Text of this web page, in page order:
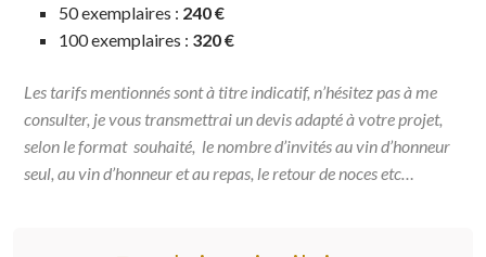
50 exemplaires : 240 €
100 exemplaires : 320 €
Les tarifs mentionnés sont à titre indicatif, n’hésitez pas à me
consulter, je vous transmettrai un devis adapté à votre projet,
selon le format souhaité, le nombre d’invités au vin d’honneur
seul, au vin d’honneur et au repas, le retour de noces etc…